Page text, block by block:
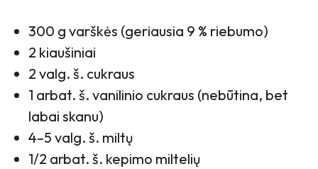
300 g varškės (geriausia 9 % riebumo)
2 kiaušiniai
2 valg. š. cukraus
1 arbat. š. vanilinio cukraus (nebūtina, bet
labai skanu)
4–5 valg. š. miltų
1/2 arbat. š. kepimo miltelių